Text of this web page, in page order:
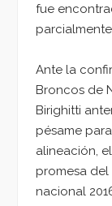
fue
Ante la
Broncos de
Birighitti
pésame
alineación,
promesa
nacional